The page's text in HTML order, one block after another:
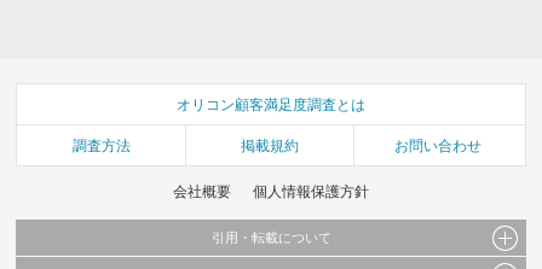
オリコン顧客満足度調査とは
調査方法 掲載規約 お問い合わせ
会社概要 個人情報保護方針
引用・転載について